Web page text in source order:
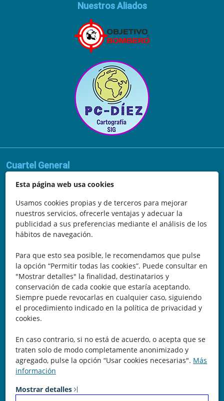
Esta página web usa cookies
Usamos cookies propias y de terceros para mejorar
nuestros servicios, ofrecerle ventajas y adecuar la
publicidad a sus preferencias mediante el análisis de los
hábitos de navegación.
Para que esto sea posible, le recomendamos que pulse
la opción “Permitir todas las cookies”. Puede consultar en
"Mostrar detalles" la finalidad, destinatarios y
conservación de cada cookie que estaría aceptando.
Siempre puede revocarlas en cualquier caso, siguiendo
el procedimiento indicado en la política de privacidad y
cookies.
En caso contrario, si no está de acuerdo, o acepta que se
traten solo de modo completamente anonimizado y
agregado, pulse la opción “Usar cookies necesarias". Más
información
Mostrar detalles
Nuestros Aliados
Cuartel General
Avda. de la Vega, 62
N.I.F.: 44252675-P
Belicena, Granada
España
Teléfono: 646 672 931
Email: bomberocallejero@gmail.com
Trayectoria
Nuestra Experiencia nos avala. Llevamos más de 25 años
dedicados a la cartografía vectorial y digital. (Pc-Díez)
Garantía de tu éxito con la prueba del callejero o territorio.
¡Rechaza Imitaciones!, equipo humano y soporte real detrás
de la plataforma.